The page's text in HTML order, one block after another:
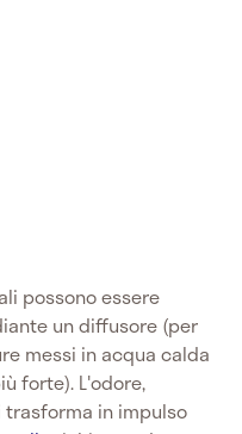
possono essere
un diffusore (per
messi in acqua calda
forte). L'odore,
in impulso